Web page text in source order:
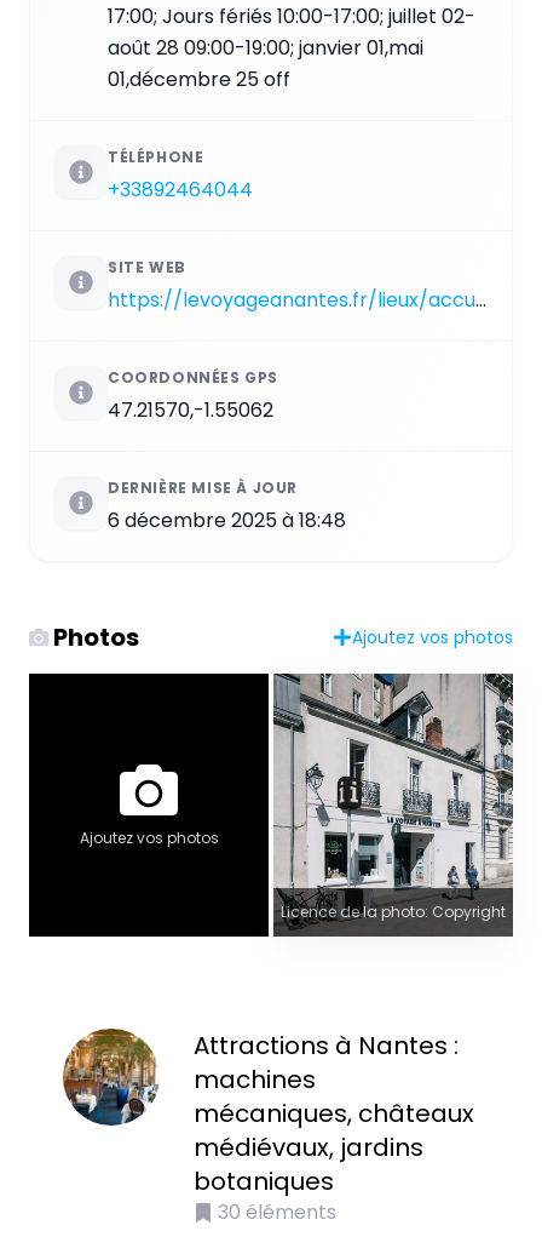
17:00; Jours fériés 10:00-17:00; juillet 02-
août 28 09:00-19:00; janvier 01,mai
01,décembre 25 off
TÉLÉPHONE
+33892464044
SITE WEB
https://levoyageanantes.fr/lieux/accueil-du-voyage-a-nantes
COORDONNÉES GPS
47.21570,-1.55062
DERNIÈRE MISE À JOUR
6 décembre 2025 à 18:48
Photos Ajoutez vos photos
Ajoutez vos photos
Licence de la photo: Copyright
Attractions à Nantes :
machines
mécaniques, châteaux
médiévaux, jardins
botaniques
30 éléments